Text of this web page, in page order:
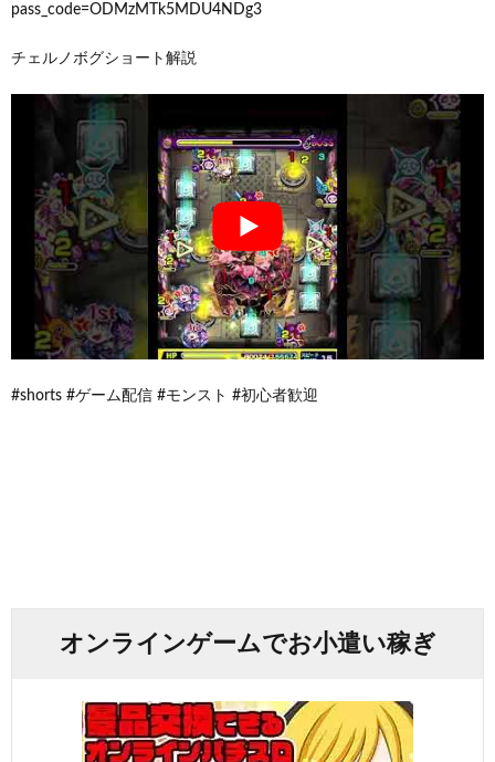
pass_code=ODMzMTk5MDU4NDg3
チェルノボグショート解説
#shorts #ゲーム配信 #モンスト #初心者歓迎
オンラインゲームでお小遣い稼ぎ